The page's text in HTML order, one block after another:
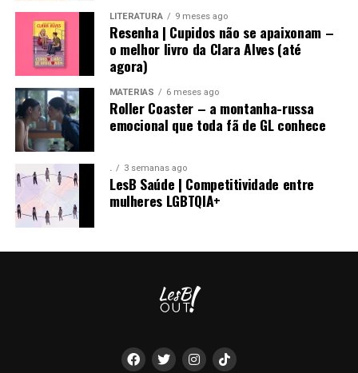
Com sete temporadas disponíveis naHBO,“Veep”
continua sendo uma das comédias políticas mais afiadas
já feitas e, de quebra, entrega representatividade sem
forçar o riso. Catherine Meyer pode não ocupar o Salão
Oval, mas definitivamente conquista o público. Se você
ama diálogos afiados, personagens moralmente
perfeita.
LITERATURA 9 meses ago
Resenha | Cupidos não se apaixonam –
o melhor livro da Clara Alves (até
agora)
MATÉRIAS 6 meses ago
Roller Coaster – a montanha-russa
emocional que toda fã de GL conhece
. 3 semanas ago
LesB Saúde | Competitividade entre
mulheres LGBTQIA+